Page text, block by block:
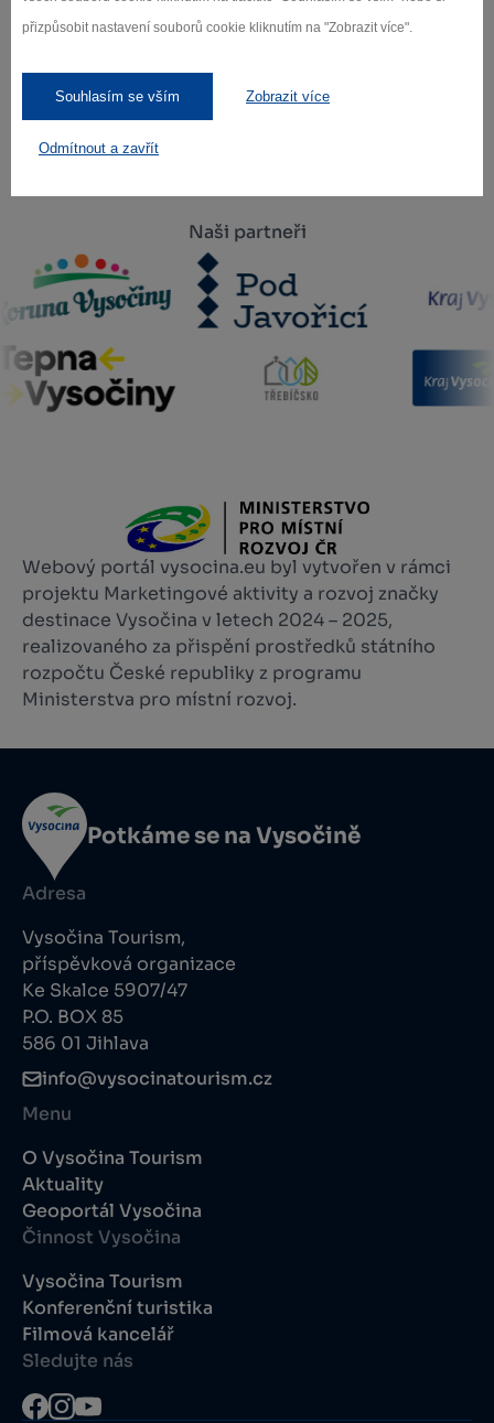
přizpůsobit nastavení souborů cookie kliknutím na "Zobrazit více".
Souhlasím se vším Zobrazit více
Odmítnout a zavřít
Záleží nám na ochraně osobních údajů.
Naši partneři
Webový portál vysocina.eu byl vytvořen v rámci
projektu Marketingové aktivity a rozvoj značky
destinace Vysočina v letech 2024 – 2025,
realizovaného za přispění prostředků státního
rozpočtu České republiky z programu
Ministerstva pro místní rozvoj.
Potkáme se na Vysočině
Adresa
Vysočina Tourism,
příspěvková organizace
Ke Skalce 5907/47
P.O. BOX 85
586 01 Jihlava
info@vysocinatourism.cz
Menu
O Vysočina Tourism
Aktuality
Geoportál Vysočina
Činnost Vysočina
Vysočina Tourism
Konferenční turistika
Filmová kancelář
Sledujte nás